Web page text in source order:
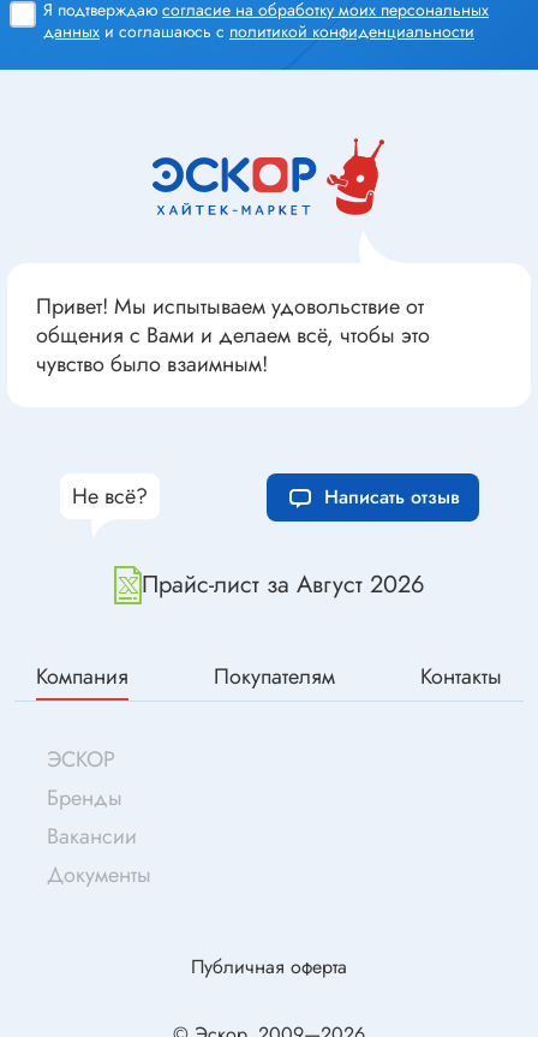
Я подтверждаю согласие на обработку моих персональных
данных и соглашаюсь с политикой конфиденциальности
Привет! Мы испытываем удовольствие от
общения с Вами и делаем всё, чтобы это
чувство было взаимным!
Прайс-лист за Август 2026
Не всё? Написать отзыв
Компания Покупателям Контакты
ЭСКОР
Бренды
Вакансии
Документы
Публичная оферта